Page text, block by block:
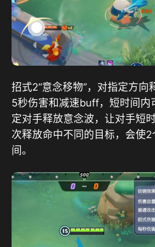
招式2“意念移物”，对指定方向
5秒伤害和减速buff，短时间内
定对手释放意念波，让对手短
次释放命中不同的目标，会使
间。